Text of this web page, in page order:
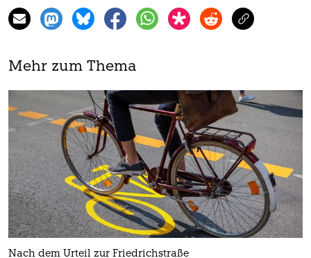
Mehr zum Thema
Nach dem Urteil zur Friedrichstraße